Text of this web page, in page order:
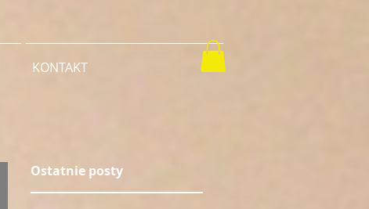
KONTAKT
Ostatnie posty